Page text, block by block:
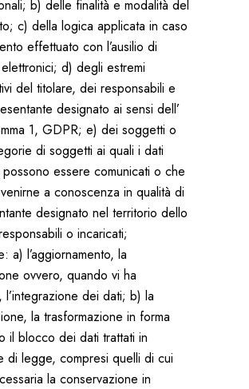
b) delle finalità e modalità del
c) della logica applicata in caso
effettuato con l’ausilio di
d) degli estremi
del titolare, dei responsabili e
designato ai sensi dell’
1, GDPR; e) dei soggetti o
di soggetti ai quali i dati
essere comunicati o che
a conoscenza in qualità di
designato nel territorio dello
o incaricati;
a) l’aggiornamento, la
ovvero, quando vi ha
l’integrazione dei dati; b) la
la trasformazione in forma
il blocco dei dati trattati in
di legge, compresi quelli di cui
la conservazione in